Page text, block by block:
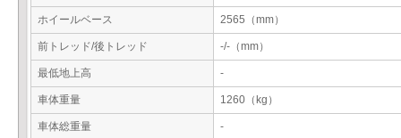
ホイールベース 2565（mm）
前トレッド/後トレッド -/-（mm）
最低地上高 -
車体重量 1260（kg）
車体総重量 -